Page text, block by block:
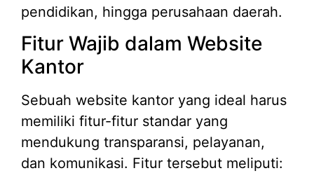
pendidikan, hingga perusahaan daerah.
Fitur Wajib dalam Website
Kantor
Sebuah website kantor yang ideal harus
memiliki fitur-fitur standar yang
mendukung transparansi, pelayanan,
dan komunikasi. Fitur tersebut meliputi: